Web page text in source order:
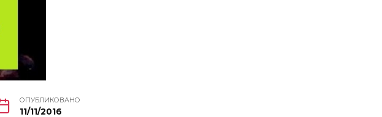
ОПУБЛИКОВАНО
11/11/2016